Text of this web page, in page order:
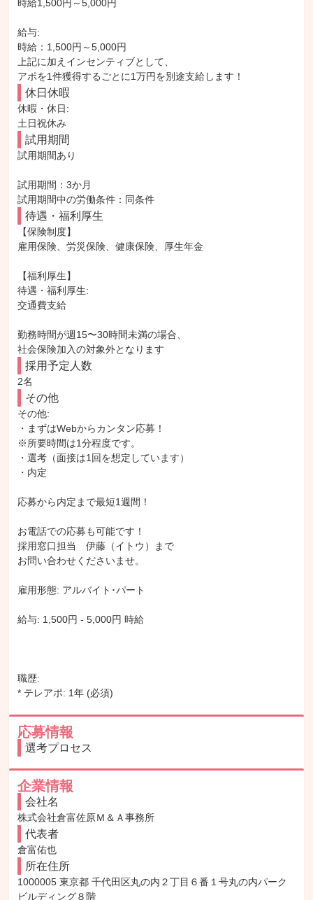
時給1,500円～5,000円
給与:
時給：1,500円～5,000円
上記に加えインセンティブとして、
アポを1件獲得するごとに1万円を別途支給します！
休日休暇
休暇・休日:
土日祝休み
試用期間
試用期間あり
試用期間：3か月
試用期間中の労働条件：同条件
待遇・福利厚生
【保険制度】
雇用保険、労災保険、健康保険、厚生年金
【福利厚生】
待遇・福利厚生:
交通費支給
勤務時間が週15〜30時間未満の場合、
社会保険加入の対象外となります
採用予定人数
2名
その他
その他:
・まずはWebからカンタン応募！
※所要時間は1分程度です。
・選考（面接は1回を想定しています）
・内定
応募から内定まで最短1週間！
お電話での応募も可能です！
採用窓口担当　伊藤（イトウ）まで
お問い合わせくださいませ。
雇用形態: アルバイト･パート
給与: 1,500円 - 5,000円 時給
職歴:
* テレアポ: 1年 (必須)
応募情報
選考プロセス
企業情報
会社名
株式会社倉富佐原Ｍ＆Ａ事務所
代表者
倉富佑也
所在住所
1000005 東京都 千代田区丸の内２丁目６番１号丸の内パーク
ビルディング８階